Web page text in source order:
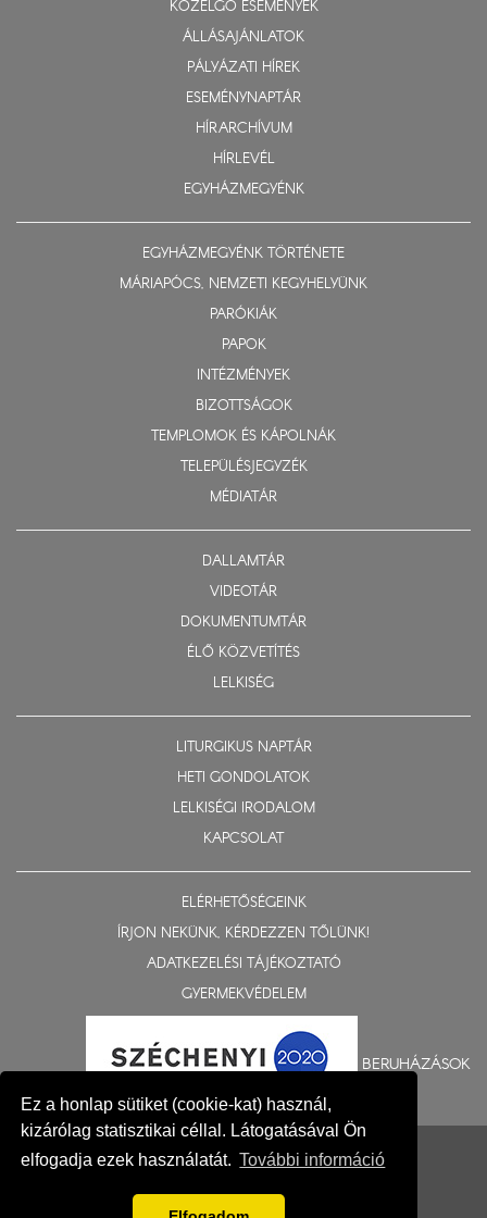
Ez a honlap sütiket (cookie-kat) használ,
kizárólag statisztikai céllal. Látogatásával Ön
elfogadja ezek használatát. További információ
KÖZELGŐ ESEMÉNYEK
ÁLLÁSAJÁNLATOK
PÁLYÁZATI HÍREK
ESEMÉNYNAPTÁR
HÍRARCHÍVUM
HÍRLEVÉL
EGYHÁZMEGYÉNK
EGYHÁZMEGYÉNK TÖRTÉNETE
MÁRIAPÓCS, NEMZETI KEGYHELYÜNK
PARÓKIÁK
PAPOK
INTÉZMÉNYEK
BIZOTTSÁGOK
TEMPLOMOK ÉS KÁPOLNÁK
TELEPÜLÉSJEGYZÉK
MÉDIATÁR
DALLAMTÁR
VIDEOTÁR
DOKUMENTUMTÁR
ÉLŐ KÖZVETÍTÉS
LELKISÉG
LITURGIKUS NAPTÁR
HETI GONDOLATOK
LELKISÉGI IRODALOM
KAPCSOLAT
ELÉRHETŐSÉGEINK
ÍRJON NEKÜNK, KÉRDEZZEN TŐLÜNK!
ADATKEZELÉSI TÁJÉKOZTATÓ
GYERMEKVÉDELEM
BERUHÁZÁSOK
© 2015-2026 Nyíregyházi Egyházmegye
Fejlesztés: Gerner Attila, Zadubenszki Norbert